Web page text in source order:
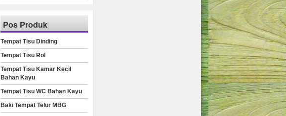
Pos Produk
Tempat Tisu Dinding
Tempat Tisu Rol
Tempat Tisu Kamar Kecil
Bahan Kayu
Tempat Tisu WC Bahan Kayu
Baki Tempat Telur MBG